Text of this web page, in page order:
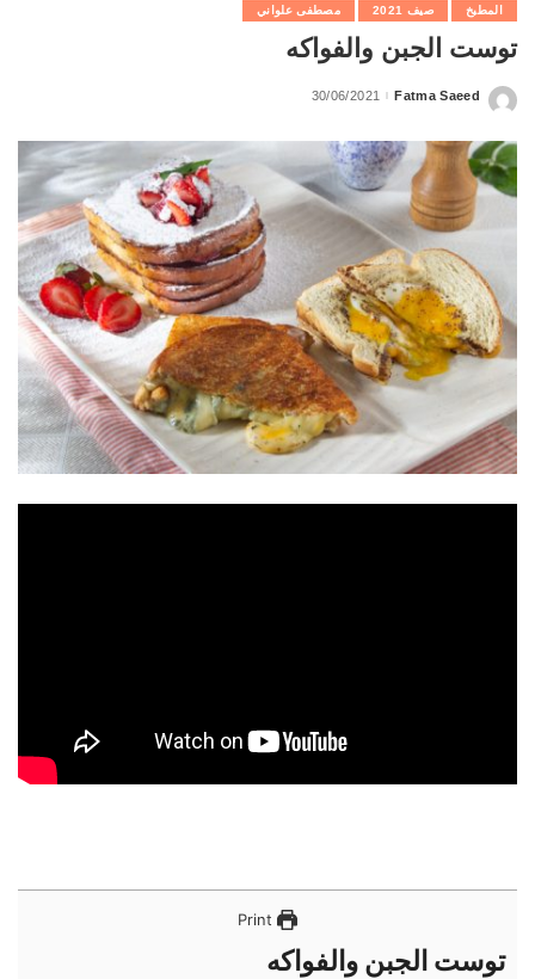
المطبخ صيف 2021 مصطفى علواني
توست الجبن والفواكه
Posted
Fatma Saeed
30/06/2021
Print
توست الجبن والفواكه